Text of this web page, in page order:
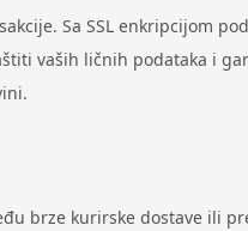
Sa SSL enkripcijom
vaših ličnih podataka i
brze kurirske dostave ili